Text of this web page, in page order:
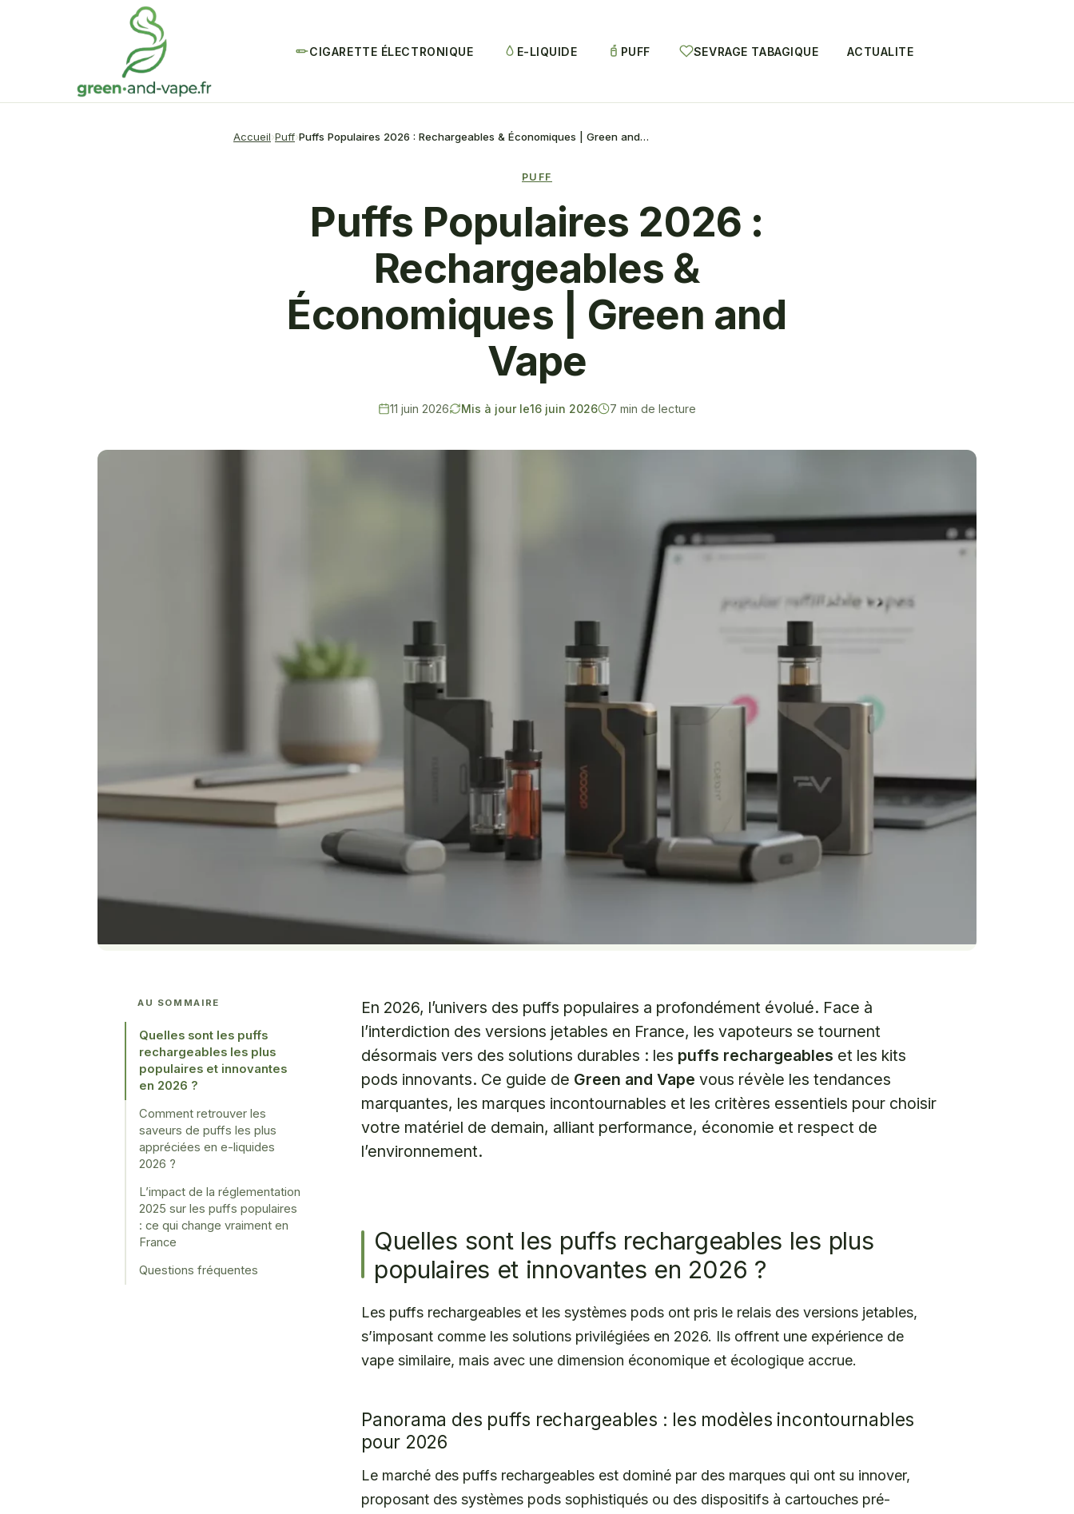
CIGARETTE ÉLECTRONIQUE E-LIQUIDE PUFF SEVRAGE TABAGIQUE ACTUALITE
Accueil Puff Puffs Populaires 2026 : Rechargeables & Économiques | Green and…
PUFF
Puffs Populaires 2026 :
Rechargeables &
Économiques | Green and
Vape
11 juin 2026 Mis à jour le16 juin 2026 7 min de lecture
AU SOMMAIRE
Quelles sont les puffs
rechargeables les plus
populaires et innovantes
en 2026 ?
Comment retrouver les
saveurs de puffs les plus
appréciées en e-liquides
2026 ?
L’impact de la réglementation
2025 sur les puffs populaires
: ce qui change vraiment en
France
Questions fréquentes
En 2026, l’univers des puffs populaires a profondément évolué. Face à
l’interdiction des versions jetables en France, les vapoteurs se tournent
désormais vers des solutions durables : les puffs rechargeables et les kits
pods innovants. Ce guide de Green and Vape vous révèle les tendances
marquantes, les marques incontournables et les critères essentiels pour choisir
votre matériel de demain, alliant performance, économie et respect de
l’environnement.
Quelles sont les puffs rechargeables les plus
populaires et innovantes en 2026 ?
Les puffs rechargeables et les systèmes pods ont pris le relais des versions jetables,
s’imposant comme les solutions privilégiées en 2026. Ils offrent une expérience de
vape similaire, mais avec une dimension économique et écologique accrue.
Panorama des puffs rechargeables : les modèles incontournables
pour 2026
Le marché des puffs rechargeables est dominé par des marques qui ont su innover,
proposant des systèmes pods sophistiqués ou des dispositifs à cartouches pré-